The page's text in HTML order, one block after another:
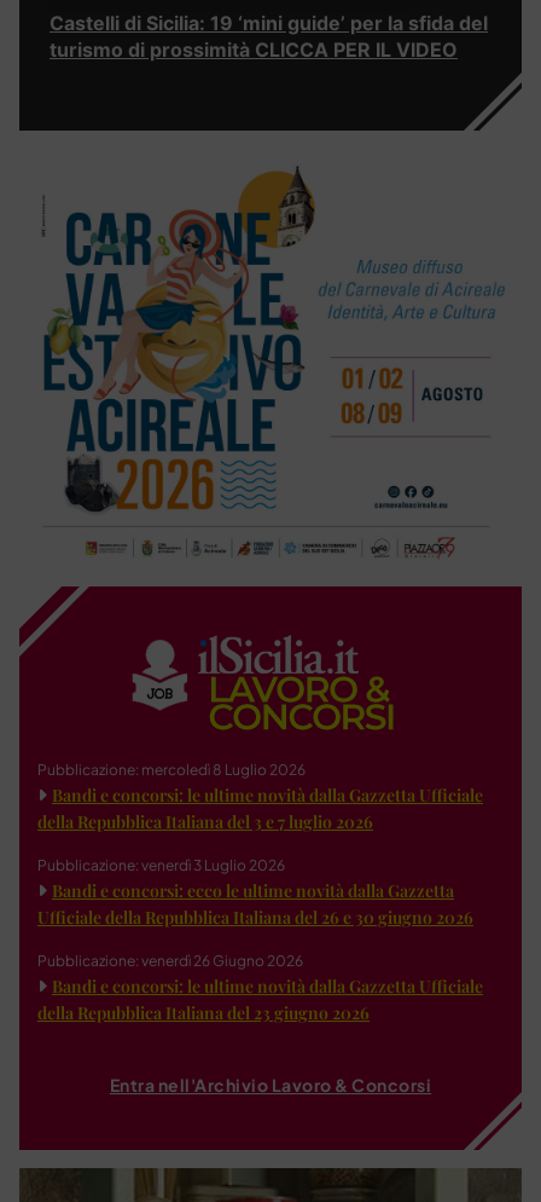
Castelli di Sicilia: 19 ‘mini guide’ per la sfida del
turismo di prossimità CLICCA PER IL VIDEO
Pubblicazione: mercoledì 8 Luglio 2026
Bandi e concorsi: le ultime novità dalla Gazzetta Ufficiale
della Repubblica Italiana del 3 e 7 luglio 2026
Pubblicazione: venerdì 3 Luglio 2026
Bandi e concorsi: ecco le ultime novità dalla Gazzetta
Ufficiale della Repubblica Italiana del 26 e 30 giugno 2026
Pubblicazione: venerdì 26 Giugno 2026
Bandi e concorsi: le ultime novità dalla Gazzetta Ufficiale
della Repubblica Italiana del 23 giugno 2026
Entra nell'Archivio Lavoro & Concorsi